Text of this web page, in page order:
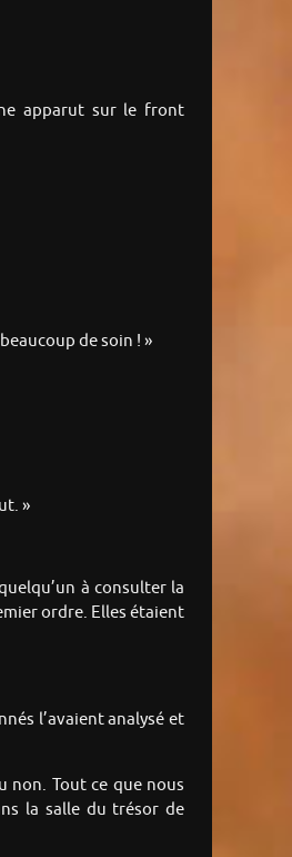
apparut sur le front
de soin ! »
»
à consulter la
ordre. Elles étaient
l’avaient analysé et
non. Tout ce que nous
la salle du trésor de